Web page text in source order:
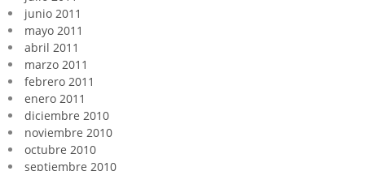
junio 2011
mayo 2011
abril 2011
marzo 2011
febrero 2011
enero 2011
diciembre 2010
noviembre 2010
octubre 2010
septiembre 2010